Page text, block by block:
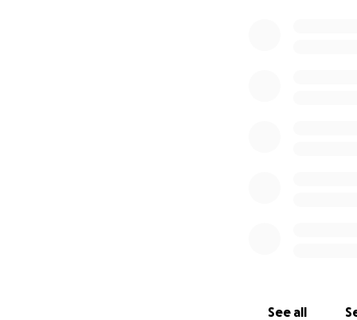
See all